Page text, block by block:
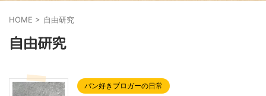
HOME > 自由研究
自由研究
パン好きブロガーの日常